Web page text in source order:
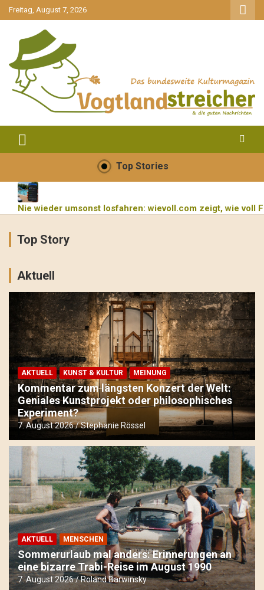
gehe
zum
Freitag, August 7, 2026
Vogtlandstreicher
Top Stories
Nie wieder umsonst losfahren: wievoll.com zeigt, wie voll
Kommentar zum längsten Konzert der Welt: Geniales
Sommerurlaub mal anders: Erinnerungen an eine bizarre
Vom verwunschenen Fabrikgarten zur grünen Oase:
Zwickauer Hundesommer 2026: Zwei Tage voller Action
Top Story
Aktuell
AKTUELL KUNST & KULTUR MEINUNG
Kommentar zum längsten Konzert der Welt:
Geniales Kunstprojekt oder philosophisches
Experiment?
7. August 2026 Stephanie Rössel
AKTUELL MENSCHEN
Sommerurlaub mal anders: Erinnerungen an
eine bizarre Trabi-Reise im August 1990
7. August 2026 Roland Barwinsky